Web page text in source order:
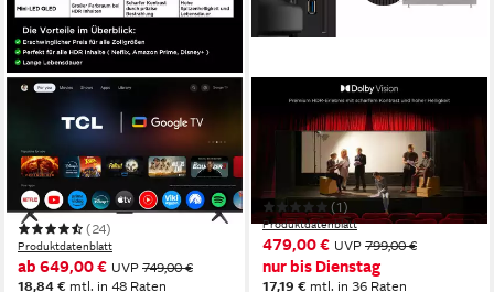
TCL
65Q6CX1 Mini-LED-
Fernseher
164 cm/65 Zoll Diagonale
QLED mini
Bildschirmtechnologie
4K Ultra HD Auflösung
(24)
Produktdatenblatt
ab 649,00 € UVP 749,00 €
18,84 € mtl. in 48 Raten
65T69CX1 QLED-Fernseher
164 cm/65 Zoll
Diagonale
Bildschirmtechnologie
4K Ultra HD Auflösung
(1)
Produktdatenblatt
479,00 € UVP 799,00 €
nur bis Dienstag
17,19 € mtl. in 36 Raten